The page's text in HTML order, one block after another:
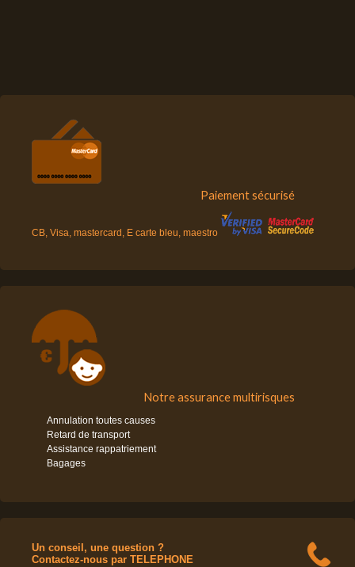
Paiement sécurisé
CB, Visa, mastercard, E carte bleu, maestro
Notre assurance multirisques
Annulation toutes causes
Retard de transport
Assistance rappatriement
Bagages
Un conseil, une question ?
Contactez-nous par TELEPHONE